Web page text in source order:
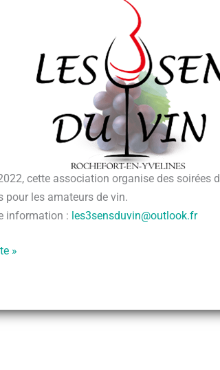
cette association organise des soirées
pour les amateurs de vin.
information : les3sensduvin@outlook.fr
»